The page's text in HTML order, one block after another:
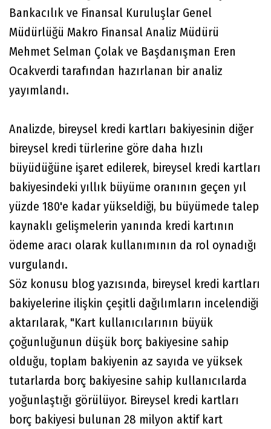
Bankacılık ve Finansal Kuruluşlar Genel
Müdürlüğü Makro Finansal Analiz Müdürü
Mehmet Selman Çolak ve Başdanışman Eren
Ocakverdi tarafından hazırlanan bir analiz
yayımlandı.
Analizde, bireysel kredi kartları bakiyesinin diğer
bireysel kredi türlerine göre daha hızlı
büyüdüğüne işaret edilerek, bireysel kredi kartları
bakiyesindeki yıllık büyüme oranının geçen yıl
yüzde 180'e kadar yükseldiği, bu büyümede talep
kaynaklı gelişmelerin yanında kredi kartının
ödeme aracı olarak kullanımının da rol oynadığı
vurgulandı.
Söz konusu blog yazısında, bireysel kredi kartları
bakiyelerine ilişkin çeşitli dağılımların incelendiği
aktarılarak, "Kart kullanıcılarının büyük
çoğunluğunun düşük borç bakiyesine sahip
olduğu, toplam bakiyenin az sayıda ve yüksek
tutarlarda borç bakiyesine sahip kullanıcılarda
yoğunlaştığı görülüyor. Bireysel kredi kartları
borç bakiyesi bulunan 28 milyon aktif kart